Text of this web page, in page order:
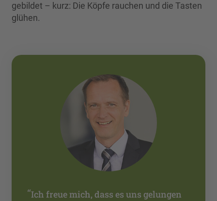
gebildet – kurz: Die Köpfe rauchen und die Tasten
glühen.
“Ich freue mich, dass es uns gelungen